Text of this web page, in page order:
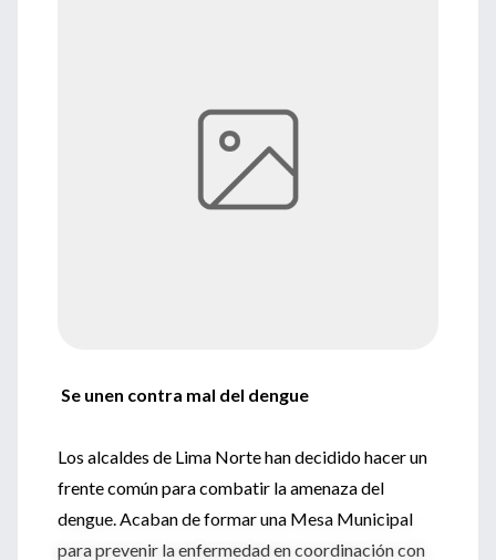
Se unen contra mal del dengue
Los alcaldes de Lima Norte han decidido hacer un
frente común para combatir la amenaza del
dengue. Acaban de formar una Mesa Municipal
para prevenir la enfermedad en coordinación con